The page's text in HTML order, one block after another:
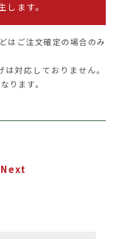
します。
はご注文確定の場合のみ
対応しておりません。
ります。
Next